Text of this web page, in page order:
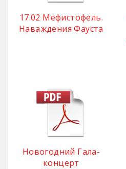
17.02 Мефистофель.
Наваждения Фауста
Новогодний Гала-
концерт